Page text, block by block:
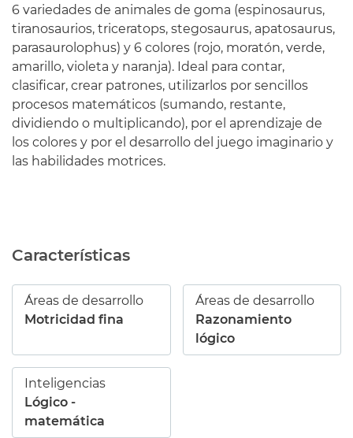
6 variedades de animales de goma (espinosaurus,
tiranosaurios, triceratops, stegosaurus, apatosaurus,
parasaurolophus) y 6 colores (rojo, moratón, verde,
amarillo, violeta y naranja). Ideal para contar,
clasificar, crear patrones, utilizarlos por sencillos
procesos matemáticos (sumando, restante,
dividiendo o multiplicando), por el aprendizaje de
los colores y por el desarrollo del juego imaginario y
las habilidades motrices.
Características
Áreas de desarrollo
Motricidad fina
Áreas de desarrollo
Razonamiento
lógico
Inteligencias
Lógico -
matemática